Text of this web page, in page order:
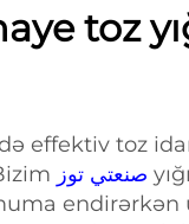
toz
effektiv toz
endirərkən